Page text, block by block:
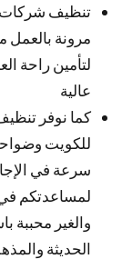
تنظيف
مرونة بالعمل
لتأمين راحة
عالية
للكويت
سرعة في
لمساعدتكم
والغير محببة
الحديثة